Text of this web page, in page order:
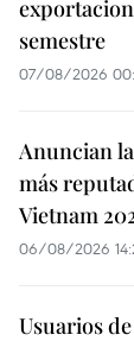
semestre
07/08/2026
Anuncian
más
Vietnam
06/08/2026
Usuarios